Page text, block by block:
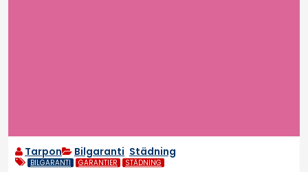
Tarpon Bilgaranti Städning
BILGARANTI GARANTIER STÄDNING